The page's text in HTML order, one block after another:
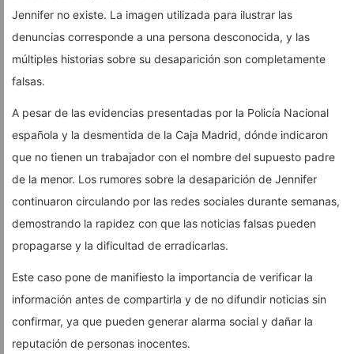
Jennifer no existe. La imagen utilizada para ilustrar las
denuncias corresponde a una persona desconocida, y las
múltiples historias sobre su desaparición son completamente
falsas.
A pesar de las evidencias presentadas por la Policía Nacional
española y la desmentida de la Caja Madrid, dónde indicaron
que no tienen un trabajador con el nombre del supuesto padre
de la menor. Los rumores sobre la desaparición de Jennifer
continuaron circulando por las redes sociales durante semanas,
demostrando la rapidez con que las noticias falsas pueden
propagarse y la dificultad de erradicarlas.
Este caso pone de manifiesto la importancia de verificar la
información antes de compartirla y de no difundir noticias sin
confirmar, ya que pueden generar alarma social y dañar la
reputación de personas inocentes.